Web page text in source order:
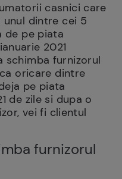
casnici care
dintre cei 5
de pe piata
2021
schimba furnizorul
oricare dintre
pe piata
de zile si dupa o
vei fi clientul
furnizorul